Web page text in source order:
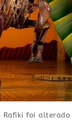
Rafiki foi alterado